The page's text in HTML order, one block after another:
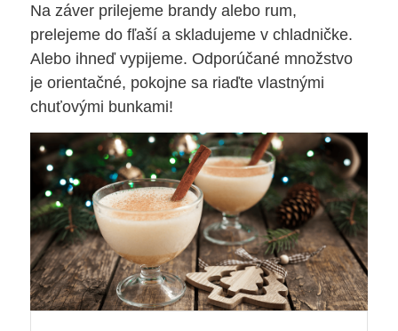
Na záver prilejeme brandy alebo rum,
prelejeme do fľaší a skladujeme v chladničke.
Alebo ihneď vypijeme. Odporúčané množstvo
je orientačné, pokojne sa riaďte vlastnými
chuťovými bunkami!